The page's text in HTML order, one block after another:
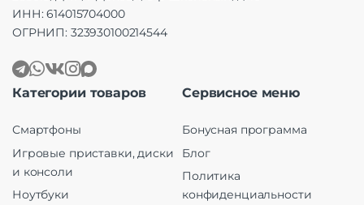
ИНН: 614015704000
ОГРНИП: 323930100214544
Категории товаров
Смартфоны
Игровые приставки, диски
и консоли
Ноутбуки
Сервисное меню
Бонусная программа
Блог
Политика
конфиденциальности